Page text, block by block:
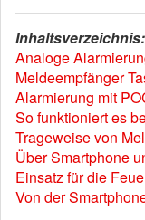
Inhaltsverzeichnis:
Analoge
Meldeempfänger
Alarmierung mit
So funktioniert es
Trageweise von
Über Smartphone
Einsatz für die
Von der